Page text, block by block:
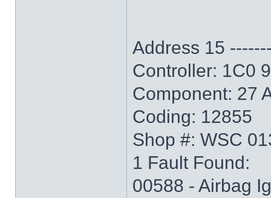
Address 15
Controller: 1C0
Component: 27
Coding: 12855
Shop #: WSC
1 Fault Found:
00588 - Airbag